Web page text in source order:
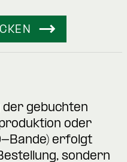
der gebuchten
oder
Bande) erfolgt
sondern